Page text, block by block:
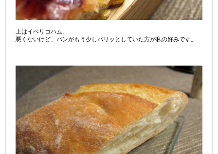
上はイベリコハム。
悪くないけど、パンがもう少しパリッとしていた方が私の好みです。